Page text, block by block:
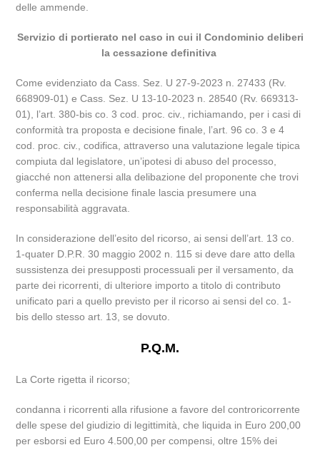
delle ammende.
Servizio di portierato nel caso in cui il Condominio deliberi
la cessazione definitiva
Come evidenziato da Cass. Sez. U 27-9-2023 n. 27433 (Rv.
668909-01) e Cass. Sez. U 13-10-2023 n. 28540 (Rv. 669313-
01), l’art. 380-bis co. 3 cod. proc. civ., richiamando, per i casi di
conformità tra proposta e decisione finale, l’art. 96 co. 3 e 4
cod. proc. civ., codifica, attraverso una valutazione legale tipica
compiuta dal legislatore, un’ipotesi di abuso del processo,
giacché non attenersi alla delibazione del proponente che trovi
conferma nella decisione finale lascia presumere una
responsabilità aggravata.
In considerazione dell’esito del ricorso, ai sensi dell’art. 13 co.
1-quater D.P.R. 30 maggio 2002 n. 115 si deve dare atto della
sussistenza dei presupposti processuali per il versamento, da
parte dei ricorrenti, di ulteriore importo a titolo di contributo
unificato pari a quello previsto per il ricorso ai sensi del co. 1-
bis dello stesso art. 13, se dovuto.
P.Q.M.
La Corte rigetta il ricorso;
condanna i ricorrenti alla rifusione a favore del controricorrente
delle spese del giudizio di legittimità, che liquida in Euro 200,00
per esborsi ed Euro 4.500,00 per compensi, oltre 15% dei